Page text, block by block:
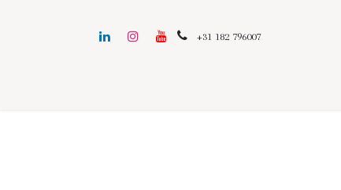
+31 182 796007